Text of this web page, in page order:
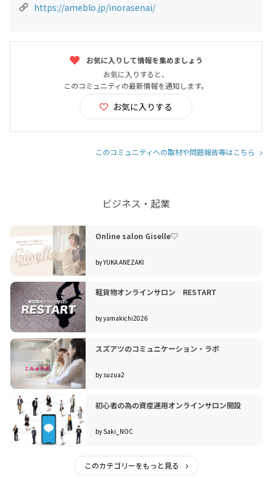
https://ameblo.jp/inorasenai/
お気に入りして情報を集めましょう
お気に入りすると、
このコミュニティの最新情報を通知します。
お気に入りする
このコミュニティへの取材や問題報告等はこちら
ビジネス・起業
Online salon Giselle♡
by YUKA ANEZAKI
軽貨物オンラインサロン RESTART
by yamakichi2026
スズアツのコミュニケーション・ラボ
by suzua2
初心者の為の資産運用オンラインサロン開設
by Saki_NOC
このカテゴリーをもっと見る